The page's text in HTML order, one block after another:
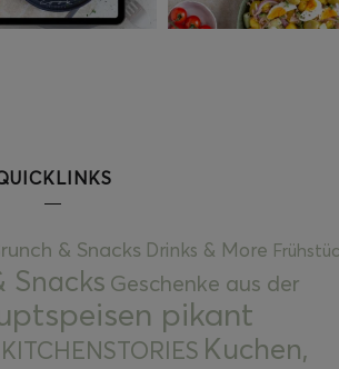
& Snacks Drinks & More
Snacks Geschenke aus der
pikant
KITCHENSTORIES Kuchen,